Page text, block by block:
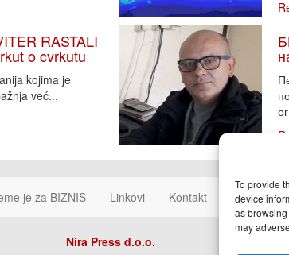
To provide
device
as
may
RASTALI
o cvrkutu
kojima je
već...
je za BIZNIS Linkovi Kontakt Cookie
Nira Press d.o.o.